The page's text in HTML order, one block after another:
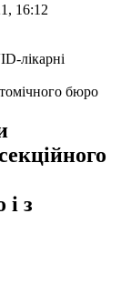
16:12
бюро
з